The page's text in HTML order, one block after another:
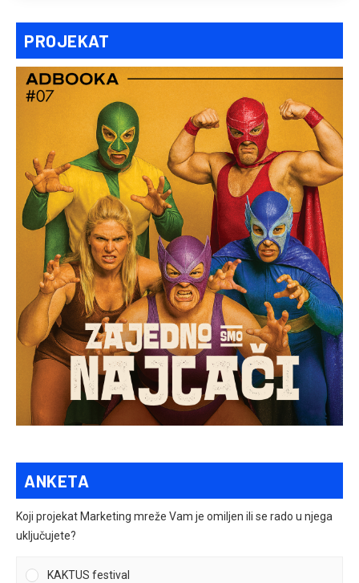
PROJEKAT
ANKETA
Koji projekat Marketing mreže Vam je omiljen ili se rado u njega
uključujete?
KAKTUS festival